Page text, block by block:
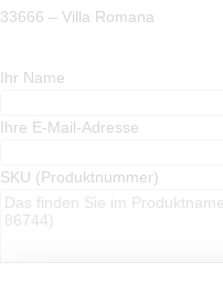
33666 – Villa Romana
Ihr Name
Ihre E-Mail-Adresse
SKU (Produktnummer)